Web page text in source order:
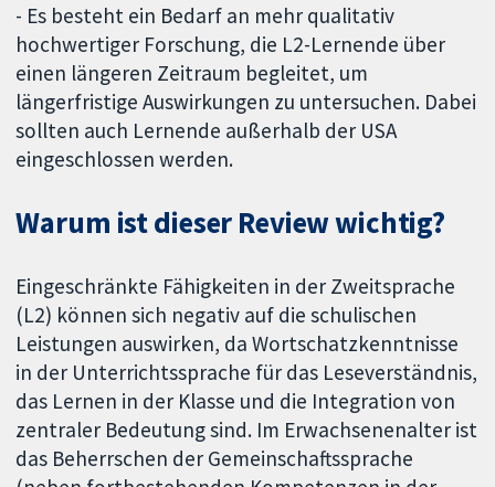
- Es besteht ein Bedarf an mehr qualitativ
hochwertiger Forschung, die L2-Lernende über
einen längeren Zeitraum begleitet, um
längerfristige Auswirkungen zu untersuchen. Dabei
sollten auch Lernende außerhalb der USA
eingeschlossen werden.
Warum ist dieser Review wichtig?
Eingeschränkte Fähigkeiten in der Zweitsprache
(L2) können sich negativ auf die schulischen
Leistungen auswirken, da Wortschatzkenntnisse
in der Unterrichtssprache für das Leseverständnis,
das Lernen in der Klasse und die Integration von
zentraler Bedeutung sind. Im Erwachsenenalter ist
das Beherrschen der Gemeinschaftssprache